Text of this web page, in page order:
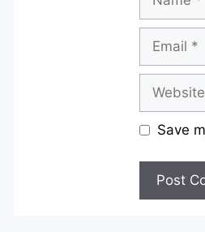
Email
Website
Save